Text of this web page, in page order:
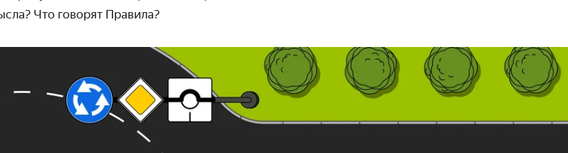
Что говорят Правила?